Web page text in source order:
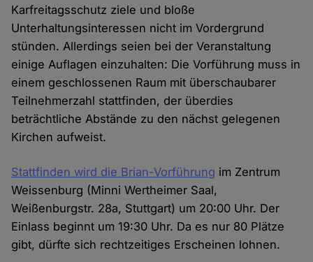
Karfreitagsschutz ziele und bloße
Unterhaltungsinteressen nicht im Vordergrund
stünden. Allerdings seien bei der Veranstaltung
einige Auflagen einzuhalten: Die Vorführung muss in
einem geschlossenen Raum mit überschaubarer
Teilnehmerzahl stattfinden, der überdies
beträchtliche Abstände zu den nächst gelegenen
Kirchen aufweist.
Stattfinden wird die Brian-Vorführung im Zentrum
Weissenburg (Minni Wertheimer Saal,
Weißenburgstr. 28a, Stuttgart) um 20:00 Uhr. Der
Einlass beginnt um 19:30 Uhr. Da es nur 80 Plätze
gibt, dürfte sich rechtzeitiges Erscheinen lohnen.